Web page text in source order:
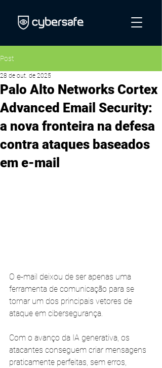
Post
Palo Alto Networks Cortex
Advanced Email Security:
a nova fronteira na defesa
contra ataques baseados
em e-mail
28 de out. de 2025
O e-mail deixou de ser apenas uma
ferramenta de comunicação para se
tornar um dos principais vetores de
ataque em cibersegurança.
Com o avanço da IA generativa, os
atacantes conseguem criar mensagens
praticamente perfeitas, sem erros,